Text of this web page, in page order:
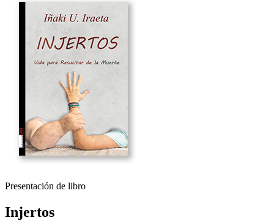
Presentación de libro
Injertos